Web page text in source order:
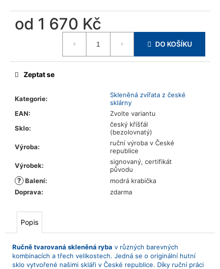
od 1 670 Kč
DO KOŠÍKU
Kategorie:
Skleněná zvířata z české
sklárny
EAN:
Zvolte variantu
Sklo:
český kříšťál
(bezolovnatý)
Výroba:
ruční výroba v České
republice
Výrobek:
signovaný, certifikát
původu
? Balení:
modrá krabička
Doprava: zdarma
Zeptat se
Popis
Ručně tvarovaná skleněná ryba v různých barevných
kombinacích a třech velikostech. Jedná se o originální hutní
sklo vytvořené našimi skláři v České republice. Díky ruční práci